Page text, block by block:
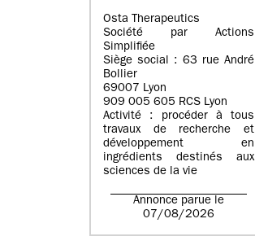
Osta Therapeutics
Société par Actions
Simplifiée
Siège social : 63 rue André
Bollier
69007 Lyon
909 005 605 RCS Lyon
Activité : procéder à tous
travaux de recherche et
développement en
ingrédients destinés aux
sciences de la vie
Annonce parue le
07/08/2026